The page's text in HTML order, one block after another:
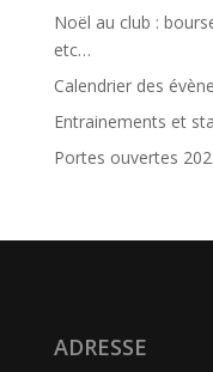
Noël au club :
etc…
Calendrier des
Entrainements et
Portes ouvertes
ADRESSE